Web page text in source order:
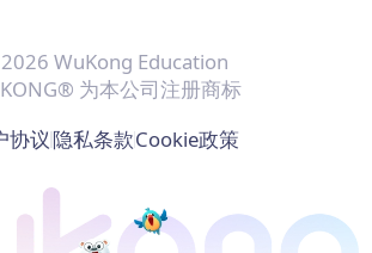
WuKong Education
为本公司注册商标
协议隐私条款Cookie政策